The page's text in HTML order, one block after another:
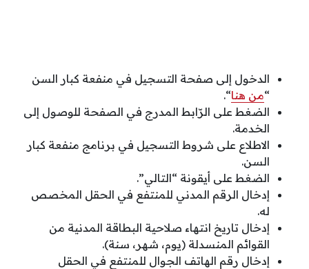
الدخول إلى صفحة التسجيل في منفعة كبار السن
“من هنا“.
الضغط على الرّابط المدرج في الصفحة للوصول إلى
الخدمة.
الاطلاع على شروط التسجيل في برنامج منفعة كبار
السن.
الضغط على أيقونة “التالي”.
إدخال الرقم المدني للمنتفع في الحقل المخصص
له.
إدخال تاريخ انتهاء صلاحية البطاقة المدنية من
القوائم المنسدلة (يوم، شهر، سنة).
إدخال رقم الهاتف الجوال للمنتفع في الحقل